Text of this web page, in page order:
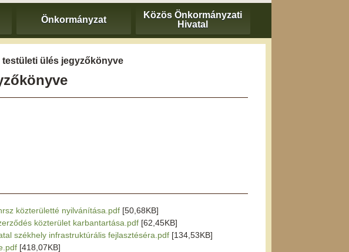
Önkormányzat
Közös Önkormányzati
Hivatal
testületi ülés jegyzőkönyve
közterületté nyilvánítása.pdf [50,68KB]
közterület karbantartása.pdf [62,45KB]
székhely infrastruktúrális fejlasztéséra.pdf [134,53KB]
[418,07KB]